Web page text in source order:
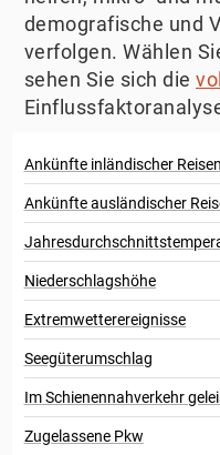
demografische und
verfolgen. Wählen
sehen Sie sich die
Ankünfte inländischer
Ankünfte ausländischer
Niederschlagshöhe
Extremwetterereignisse
Seegüterumschlag
Im Schienennahverkehr
Zugelassene Pkw